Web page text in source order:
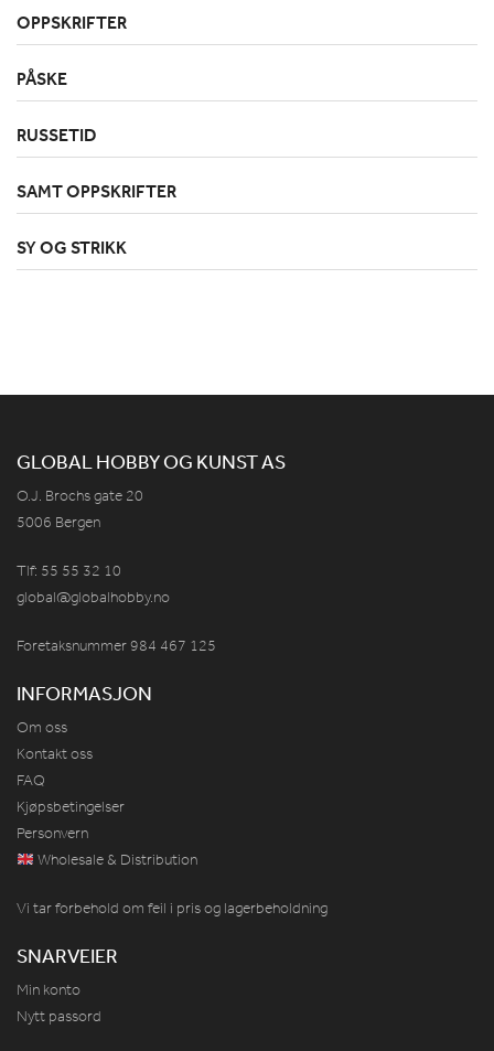
OPPSKRIFTER
PÅSKE
RUSSETID
SAMT OPPSKRIFTER
SY OG STRIKK
GLOBAL HOBBY OG KUNST AS
O.J. Brochs gate 20
5006 Bergen
Tlf: 55 55 32 10
global@globalhobby.no
Foretaksnummer 984 467 125
INFORMASJON
Om oss
Kontakt oss
FAQ
Kjøpsbetingelser
Personvern
Wholesale & Distribution
Vi tar forbehold om feil i pris og lagerbeholdning
SNARVEIER
Min konto
Nytt passord